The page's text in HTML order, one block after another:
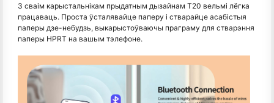
З сваім карыстальнікам прыдатным дызайнам T20 вельмі лёгка
працаваць. Проста ўсталявайце паперу і стварайце асабістыя
паперы дзе-небудзь, выкарыстоўваючы праграму для стварэння
паперы HPRT на вашым тэлефоне.